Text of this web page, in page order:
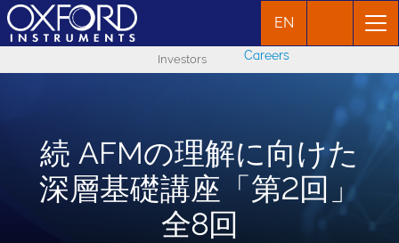
EN
Investors Careers
続 AFMの理解に向けた
深層基礎講座「第2回」
全8回